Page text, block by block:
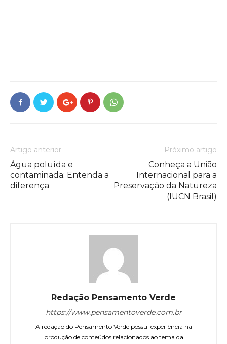
Artigo anterior
Água poluída e
contaminada: Entenda a
diferença
Próximo artigo
Conheça a União
Internacional para a
Preservação da Natureza
(IUCN Brasil)
Redação Pensamento Verde
https://www.pensamentoverde.com.br
A redação do Pensamento Verde possui experiência na
produção de conteúdos relacionados ao tema da